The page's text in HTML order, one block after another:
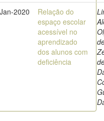
2020
Relação do
espaço escolar
acessível no
aprendizado
dos alunos com
deficiência